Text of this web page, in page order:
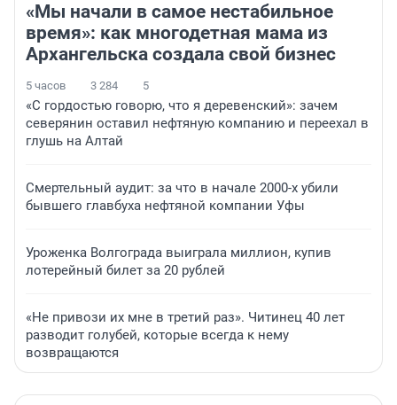
«Мы начали в самое нестабильное
время»: как многодетная мама из
Архангельска создала свой бизнес
5 часов 3 284 5
«С гордостью говорю, что я деревенский»: зачем
северянин оставил нефтяную компанию и переехал в
глушь на Алтай
Смертельный аудит: за что в начале 2000-х убили
бывшего главбуха нефтяной компании Уфы
Уроженка Волгограда выиграла миллион, купив
лотерейный билет за 20 рублей
«Не привози их мне в третий раз». Читинец 40 лет
разводит голубей, которые всегда к нему
возвращаются